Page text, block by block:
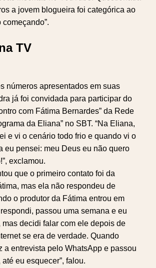
a jovem blogueira foi categórica ao
começando”.
TV
números apresentados em suas
já foi convidada para participar do
com Fátima Bernardes” da Rede
da Eliana” no SBT. “Na Eliana,
e vi o cenário todo frio e quando vi o
eu pensei: meu Deus eu não quero
exclamou.
que o primeiro contato foi da
mas ela não respondeu de
o produtor da Fátima entrou em
passou uma semana e eu
mas decidi falar com ele depois de
se era de verdade. Quando
a entrevista pelo WhatsApp e passou
eu esquecer”, falou.